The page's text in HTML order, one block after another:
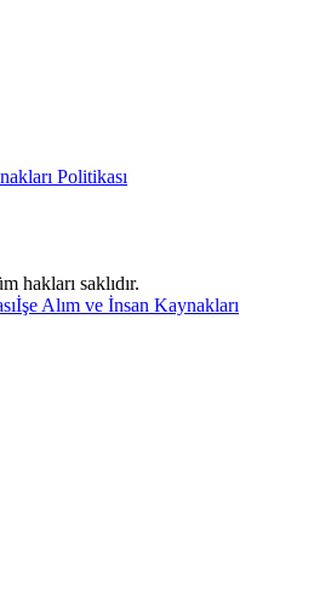
Politikası
hakları saklıdır.
İşe Alım ve İnsan Kaynakları